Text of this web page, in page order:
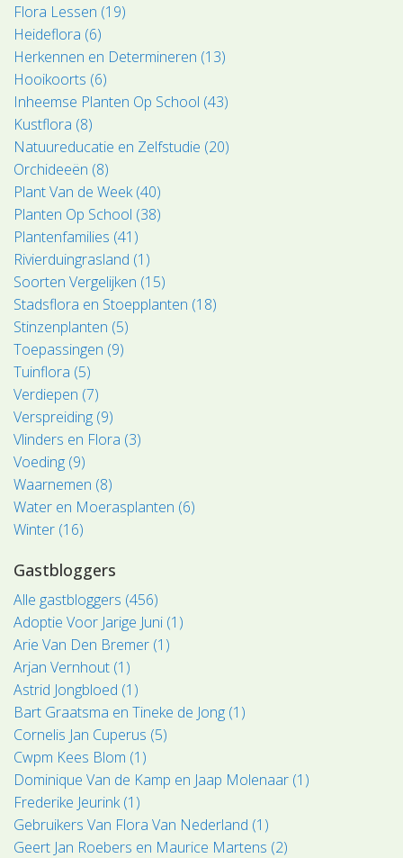
Flora Lessen (19)
Heideflora (6)
Herkennen en Determineren (13)
Hooikoorts (6)
Inheemse Planten Op School (43)
Kustflora (8)
Natuureducatie en Zelfstudie (20)
Orchideeën (8)
Plant Van de Week (40)
Planten Op School (38)
Plantenfamilies (41)
Rivierduingrasland (1)
Soorten Vergelijken (15)
Stadsflora en Stoepplanten (18)
Stinzenplanten (5)
Toepassingen (9)
Tuinflora (5)
Verdiepen (7)
Verspreiding (9)
Vlinders en Flora (3)
Voeding (9)
Waarnemen (8)
Water en Moerasplanten (6)
Winter (16)
Gastbloggers
Alle gastbloggers (456)
Adoptie Voor Jarige Juni (1)
Arie Van Den Bremer (1)
Arjan Vernhout (1)
Astrid Jongbloed (1)
Bart Graatsma en Tineke de Jong (1)
Cornelis Jan Cuperus (5)
Cwpm Kees Blom (1)
Dominique Van de Kamp en Jaap Molenaar (1)
Frederike Jeurink (1)
Gebruikers Van Flora Van Nederland (1)
Geert Jan Roebers en Maurice Martens (2)